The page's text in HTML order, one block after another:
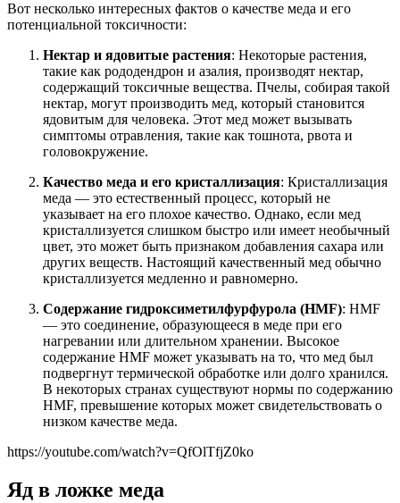
Вот несколько интересных фактов о качестве меда и его
потенциальной токсичности:
Нектар и ядовитые растения: Некоторые растения,
такие как рододендрон и азалия, производят нектар,
содержащий токсичные вещества. Пчелы, собирая такой
нектар, могут производить мед, который становится
ядовитым для человека. Этот мед может вызывать
симптомы отравления, такие как тошнота, рвота и
головокружение.
Качество меда и его кристаллизация: Кристаллизация
меда — это естественный процесс, который не
указывает на его плохое качество. Однако, если мед
кристаллизуется слишком быстро или имеет необычный
цвет, это может быть признаком добавления сахара или
других веществ. Настоящий качественный мед обычно
кристаллизуется медленно и равномерно.
Содержание гидроксиметилфурфурола (HMF): HMF
— это соединение, образующееся в меде при его
нагревании или длительном хранении. Высокое
содержание HMF может указывать на то, что мед был
подвергнут термической обработке или долго хранился.
В некоторых странах существуют нормы по содержанию
HMF, превышение которых может свидетельствовать о
низком качестве меда.
https://youtube.com/watch?v=QfOlTfjZ0ko
Яд в ложке меда